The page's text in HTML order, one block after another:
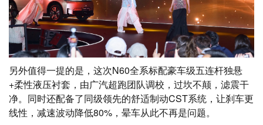
另外值得一提的是，这次N60全系标配豪车级五连杆独悬
+柔性液压衬套，由广汽超跑团队调校，过坎不颠，滤震干
净。同时还配备了同级领先的舒适制动CST系统，让刹车更
线性，减速波动降低80%，晕车从此不再是问题。